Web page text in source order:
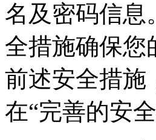
名及密码信息
全措施确保您
前述安全措施
在“完善的安全